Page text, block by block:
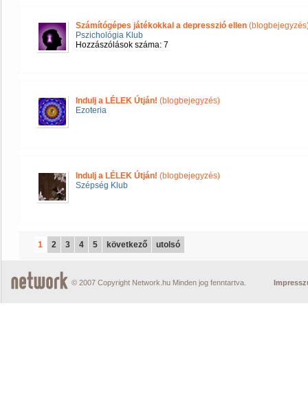
Számítógépes játékokkal a depresszió ellen
Pszichológia Klub
Hozzászólások száma: 7
Indulj a LÉLEK Útján! (blogbejegyzés)
Ezoteria
Indulj a LÉLEK Útján! (blogbejegyzés)
Szépség Klub
1 2 3 4 5 következő utolsó
© 2007 Copyright Network.hu Minden jog fenntartva.